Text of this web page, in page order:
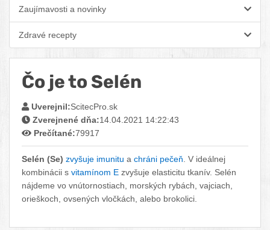
Zaujímavosti a novinky
Zdravé recepty
Čo je to Selén
Uverejnil:ScitecPro.sk
Zverejnené dňa:14.04.2021 14:22:43
Prečítané:79917
Selén (Se) zvyšuje imunitu a chráni pečeň . V ideálnej
kombinácii s vitamínom E zvyšuje elasticitu tkanív. Selén
nájdeme vo vnútornostiach, morských rybách, vajciach,
orieškoch, ovsených vločkách, alebo brokolici.